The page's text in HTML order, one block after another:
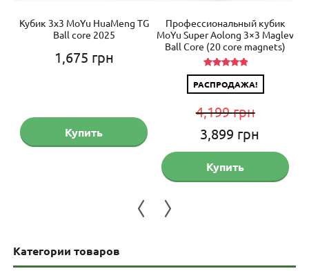
грн.
Кубик 3х3 MoYu HuaMeng TG
Ball core 2025
1,675 грн
Купить
Профессиональный кубик
MoYu Super Aolong 3×3 Maglev
Ball Core (20 core magnets)
Оценка
5.00из 5
РАСПРОДАЖА!
4,199грн
Первоначальная
цена
составляла
3,899 грн
цена:
3,899
Купить
Категории товаров